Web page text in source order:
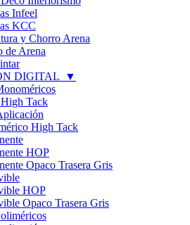
Infeel
KCC
y Chorro Arena
de Arena
DIGITAL
▼
Tack
High Tack
HOP
Opaco Trasera Gris
HOP
Opaco Trasera Gris